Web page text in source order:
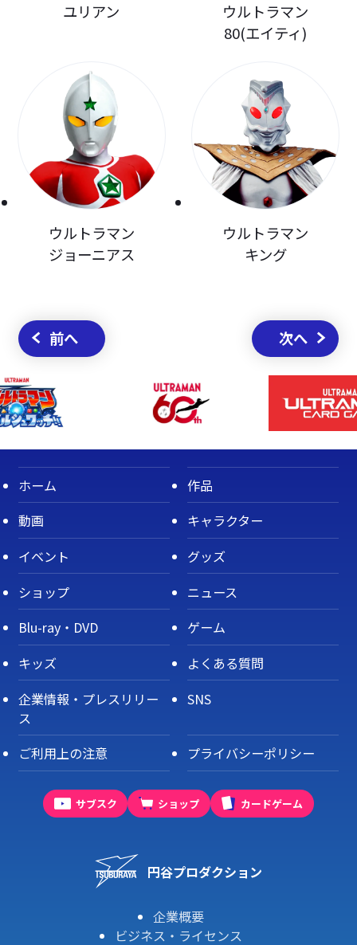
ユリアン
ウルトラマン
80(エイティ)
ウルトラマン
ジョーニアス
ウルトラマン
キング
前へ 次へ
ホーム
作品
動画
キャラクター
イベント
グッズ
ショップ
ニュース
Blu-ray・DVD
ゲーム
キッズ
よくある質問
企業情報・プレスリリー
ス
SNS
ご利用上の注意 プライバシーポリシー
サブスク ショップ カードゲーム
円谷プロダクション
企業概要
ビジネス・ライセンス